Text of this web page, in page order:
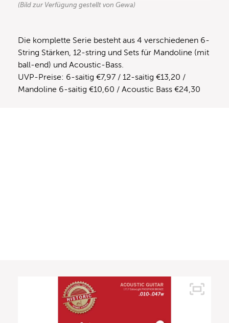
(Bild zur Verfügung gestellt von Gewa)
Die komplette Serie besteht aus 4 verschiedenen 6-
String Stärken, 12-string und Sets für Mandoline (mit
ball-end) und Acoustic-Bass.
UVP-Preise: 6-saitig €7,97 / 12-saitig €13,20 /
Mandoline 6-saitig €10,60 / Acoustic Bass €24,30